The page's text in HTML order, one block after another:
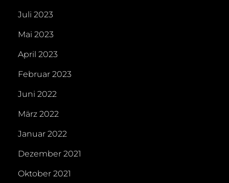
Juli 2023
Mai 2023
April 2023
Februar 2023
Juni 2022
März 2022
Januar 2022
Dezember 2021
Oktober 2021